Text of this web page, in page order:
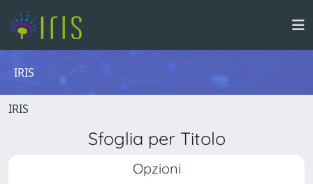
IRIS
IRIS
Sfoglia per Titolo
Opzioni